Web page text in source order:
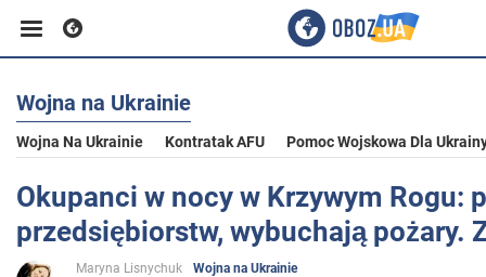
Biznes
Sport
Wojna na Ukrainie
Wojna Na Ukrainie Kontratak AFU Pomoc Wojskowa Dla
Okupanci w nocy w Krzywym Rogu:
przedsiębiorstw, wybuchają pożary.
Maryna Lisnychuk
Wojna na Ukrainie